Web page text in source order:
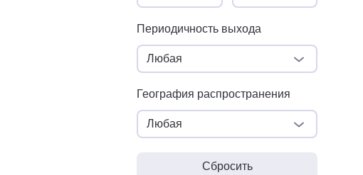
Периодичность выхода
Любая
География распространения
Любая
Сбросить